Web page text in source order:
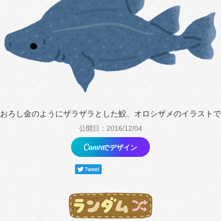
ろし金のようにザラザラとした鮫、オロシザメのイラスト
公開日：2016/12/04
でデザイン